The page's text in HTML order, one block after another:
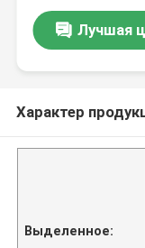
Лучшая
Характер
Выделенное: